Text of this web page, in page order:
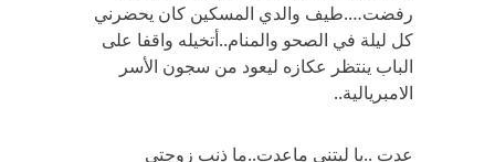
رفضت….طيف والدي المسكين كان يحضرني
كل ليلة في الصحو والمنام..أتخيله واقفا على
الباب ينتظر عكازه ليعود من سجون الأسر
الامبريالية..
عدت ..يا ليتني ماعدت..ما ذنب زوجتي